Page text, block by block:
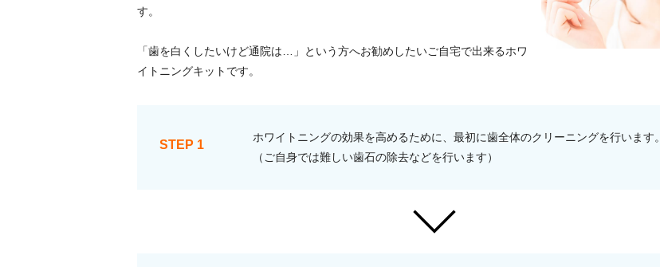
す。
「歯を白くしたいけど通院は…」という方へお勧めしたいご自宅で出来るホワ
イトニングキットです。
STEP 1
ホワイトニングの効果を高めるために、最初に歯全体のクリーニングを行います。
（ご自身では難しい歯石の除去などを行います）